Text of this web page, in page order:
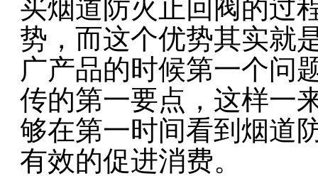
买烟道防火止回阀的过
势，而这个优势其实就
广产品的时候第一个问
传的第一要点，这样一
够在第一时间看到烟道
有效的促进消费。